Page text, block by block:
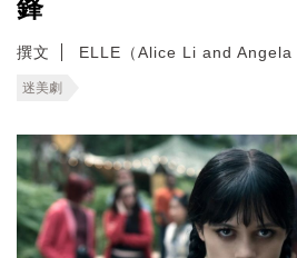
鋒
撰文 ELLE（Alice Li and Angela
迷美劇